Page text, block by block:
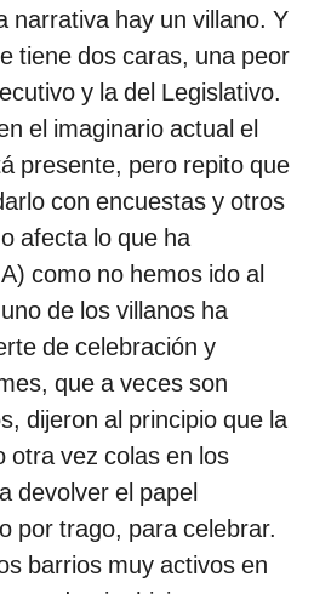
narrativa hay un villano. Y
tiene dos caras, una peor
y la del Legislativo.
el imaginario actual el
presente, pero repito que
con encuestas y otros
afecta lo que ha
como no hemos ido al
de los villanos ha
de celebración y
que a veces son
dijeron al principio que la
otra vez colas en los
devolver el papel
por trago, para celebrar.
barrios muy activos en